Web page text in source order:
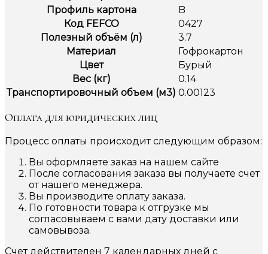
Профиль картона
B
Код FEFCO
0427
Полезный объём (л)
3.7
Материал
Гофрокартон
Цвет
Бурый
Вес (кг)
0.14
Транспортировочный объем (м3) 0.00123
Оплата для юридических лиц
Процесс оплаты происходит следующим образом:
Вы оформляете заказ на нашем сайте
После согласования заказа вы получаете счет
от нашего менеджера.
Вы производите оплату заказа.
По готовности товара к отгрузке мы
согласовываем с вами дату доставки или
самовывоза.
Счет действителен 7 календарных дней с